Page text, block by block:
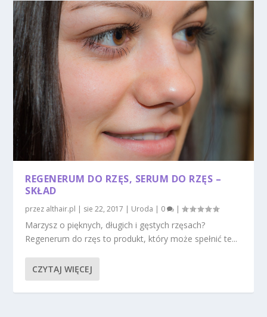
REGENERUM DO RZĘS, SERUM DO RZĘS –
SKŁAD
przez althair.pl | sie 22, 2017 | Uroda | 0 |
Marzysz o pięknych, długich i gęstych rzęsach?
Regenerum do rzęs to produkt, który może spełnić te...
CZYTAJ WIĘCEJ